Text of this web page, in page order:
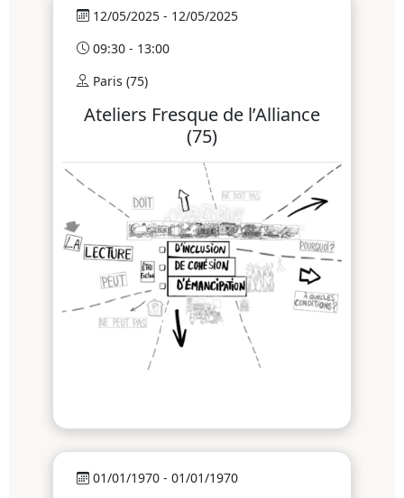
12/05/2025 - 12/05/2025
09:30 - 13:00
Paris (75)
Ateliers Fresque de l’Alliance
(75)
01/01/1970 - 01/01/1970